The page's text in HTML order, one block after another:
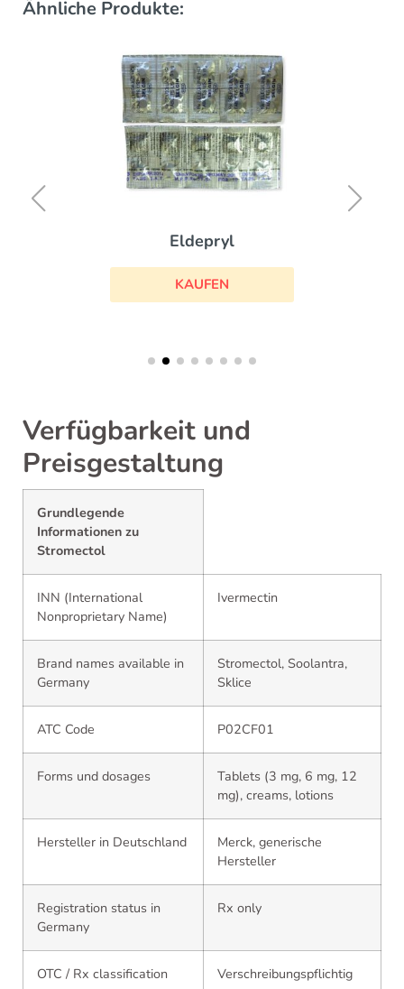
Ähnliche Produkte:
Eldepryl
KAUFEN
Verfügbarkeit und
Preisgestaltung
Grundlegende
Informationen zu
Stromectol
INN (International
Nonproprietary Name)
Ivermectin
Brand names available in
Germany
Stromectol, Soolantra,
Sklice
ATC Code P02CF01
Forms und dosages
Tablets (3 mg, 6 mg, 12
mg), creams, lotions
Hersteller in Deutschland
Merck, generische
Hersteller
Registration status in
Germany
Rx only
OTC / Rx classification Verschreibungspflichtig